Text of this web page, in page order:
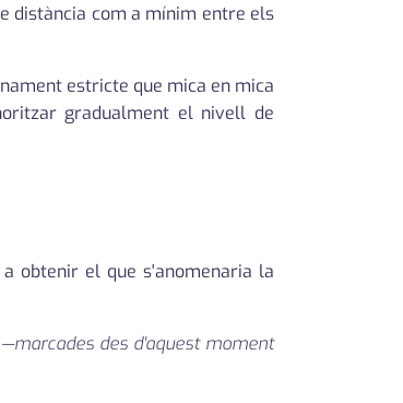
distància com a mínim entre els
estricte que mica en mica
gradualment el nivell de
obtenir el que s'anomenaria la
—marcades des d'aquest moment